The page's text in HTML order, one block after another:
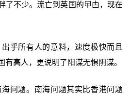
了不少。流亡到英国的曱甴，现在
乎所有人的意料，速度极快而且
有高人，更说明了阳谋无惧阴谋。
问题。南海问题其实比香港问题